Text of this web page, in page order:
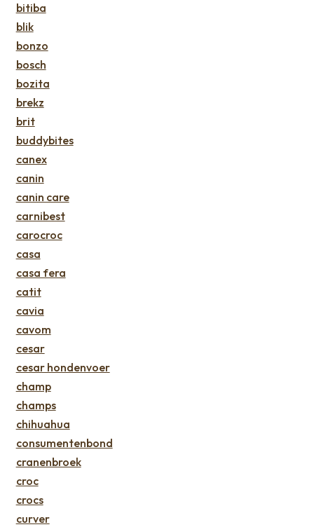
bitiba
blik
bonzo
bosch
bozita
brekz
brit
buddybites
canex
canin
canin care
carnibest
carocroc
casa
casa fera
catit
cavia
cavom
cesar
cesar hondenvoer
champ
champs
chihuahua
consumentenbond
cranenbroek
croc
crocs
curver